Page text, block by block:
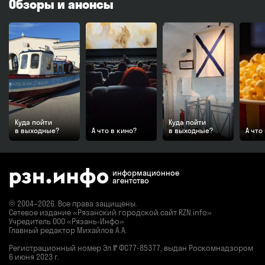
Обзоры и анонсы
Куда пойти
в выходные?
А что в кино?
Куда пойти
в выходные?
А что
информационное
агентство
© 2004–2026. Все права защищены.
Сетевое издание «Рязанский городской сайт RZN.info»
Учредитель ООО «Рязань-Инфо»
Главный редактор Михайлов А.А.
Регистрационный номер Эл № ФС77-85377, выдан Роскомнадзором
6 июня 2023 г.